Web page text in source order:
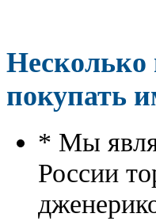
покупать
* Мы
России